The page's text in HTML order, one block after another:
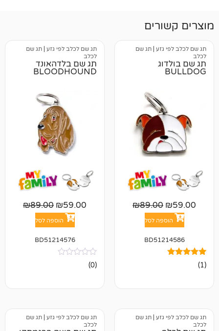
|תג שם
₪89.00
תג שם לכלב לפי גזע |תג שם
תג שם בלדהאונד
BLOODHOUND
59.00
₪89.00
|תג שם תג שם לכלב לפי גזע |תג שם